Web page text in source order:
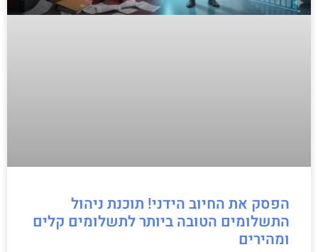
הפסק את החיוב הידני! תוכנת ניהול
התשלומים הטובה ביותר לתשלומים קלים
ומהירים